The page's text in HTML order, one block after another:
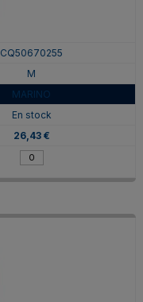
CQ50670255
M
MARINO
En stock
26,43 €